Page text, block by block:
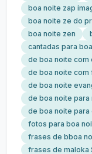
boa noite zap
boa noite ze do
boa noite zen
cantadas para
de boa noite com
de boa noite com
de boa noite
de boa noite para
de boa noite para
fotos para boa
frases de bboa
frases de maloka